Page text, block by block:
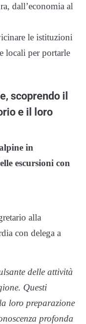
dall’economia al
le istituzioni
locali per portarle
scoprendo il
e il loro
in
escursioni con
alla
con delega a
delle attività
Questi
loro preparazione
profonda